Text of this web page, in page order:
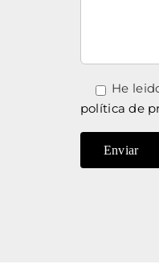
He
política de